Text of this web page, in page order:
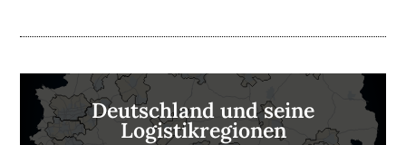
Deutschland und seine
Logistikregionen